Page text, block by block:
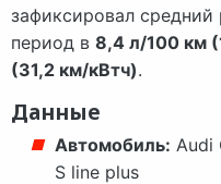
зафиксировал средний
период в 8,4 л/100 км
(31,2 км/кВтч).
Данные
Автомобиль: Audi
S line plus